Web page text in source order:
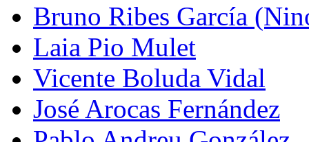
Bruno Ribes García
Laia Pio Mulet
Vicente Boluda Vidal
José Arocas Fernández